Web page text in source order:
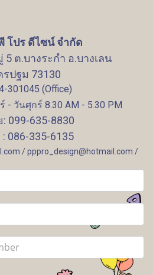
โปร ดีไซน์ จำกัด
ต.บางระกำ อ.บางเลน
ปฐม 73130
301045 (Office)
- วันศุกร์ 8.30 AM - 5.30 PM
099-635-8830
086-335-6135
/ pppro_design@hotmail.com /